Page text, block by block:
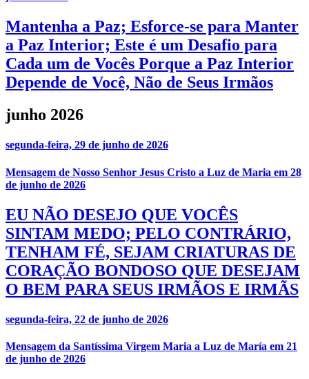
Mantenha a Paz; Esforce-se para Manter
a Paz Interior; Este é um Desafio para
Cada um de Vocês Porque a Paz Interior
Depende de Você, Não de Seus Irmãos
junho 2026
segunda-feira, 29 de junho de 2026
Mensagem de Nosso Senhor Jesus Cristo a Luz de Maria em 28
de junho de 2026
EU NÃO DESEJO QUE VOCÊS
SINTAM MEDO; PELO CONTRÁRIO,
TENHAM FÉ, SEJAM CRIATURAS DE
CORAÇÃO BONDOSO QUE DESEJAM
O BEM PARA SEUS IRMÃOS E IRMÃS
segunda-feira, 22 de junho de 2026
Mensagem da Santíssima Virgem Maria a Luz de María em 21
de junho de 2026